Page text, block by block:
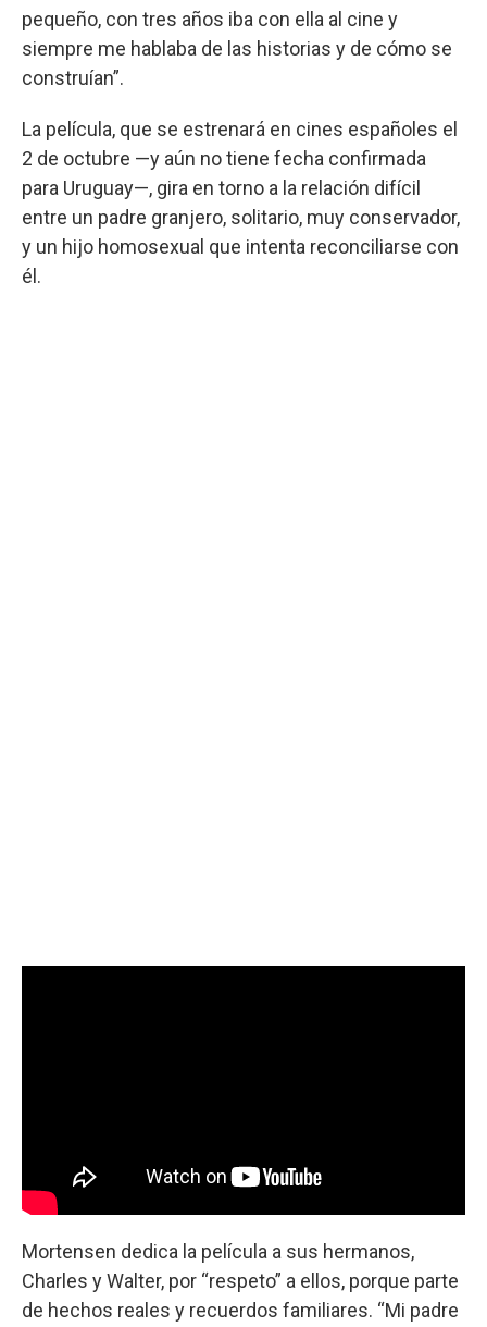
pequeño, con tres años iba con ella al cine y
siempre me hablaba de las historias y de cómo se
construían”.
La película, que se estrenará en cines españoles el
2 de octubre —y aún no tiene fecha confirmada
para Uruguay—, gira en torno a la relación difícil
entre un padre granjero, solitario, muy conservador,
y un hijo homosexual que intenta reconciliarse con
él.
Mortensen dedica la película a sus hermanos,
Charles y Walter, por “respeto” a ellos, porque parte
de hechos reales y recuerdos familiares. “Mi padre